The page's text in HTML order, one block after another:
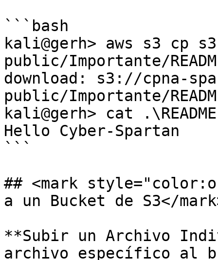
```bash
kali@gerh> aws s3 cp
public/Importante/
download: s3://cpna-
public/Importante/
kali@gerh> cat
Hello Cyber-Spartan
```
## <mark
a un Bucket de S3</
**Subir un Archivo
archivo específico al